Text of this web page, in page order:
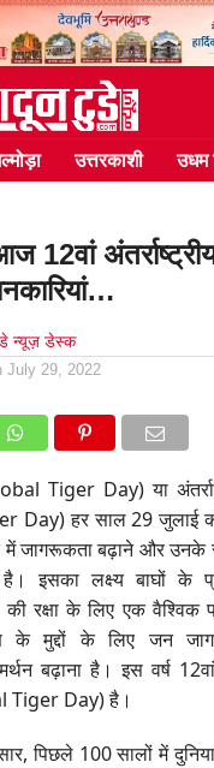
उत्तरकाशी उधम
न्यूज़ डेस्क
July 29, 2022
Tiger Day) या
हर साल 29 जुलाई
में जागरूकता बढ़ाने और उनके
इसका लक्ष्य बाघों के
रक्षा के लिए एक वैश्विक
के मुद्दों के लिए जन
बढ़ाना है। इस वर्ष 12वां
Tiger Day) है।
पिछले 100 सालों में